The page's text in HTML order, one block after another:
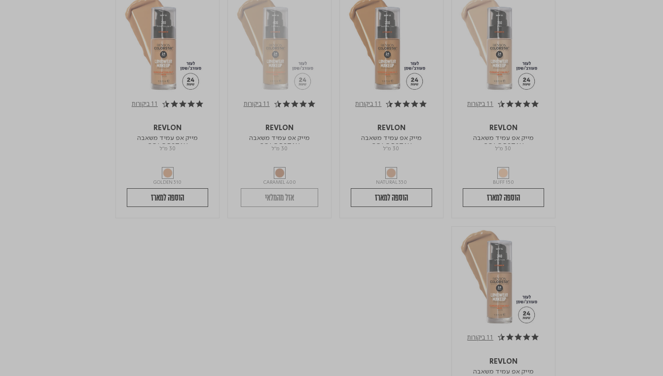
4.6 star rating 11 ביקורות
REVLON
מייק אפ עמיד משאבה
COLORSTAY
30 מ"ל
BUFF 150
הוספה למארז
4.6 star rating 11 ביקורות
REVLON
מייק אפ עמיד משאבה
COLORSTAY
30 מ"ל
NATURAL 330
הוספה למארז
4.6 star rating 11 ביקורות
REVLON
מייק אפ עמיד משאבה
COLORSTAY
30 מ"ל
CARAMEL 400
אזל מהמלאי
4.6 star rating 11 ביקורות
REVLON
מייק אפ עמיד משאבה
COLORSTAY
30 מ"ל
GOLDEN 310
הוספה למארז
4.6 star rating 11 ביקורות
REVLON
מייק אפ עמיד משאבה